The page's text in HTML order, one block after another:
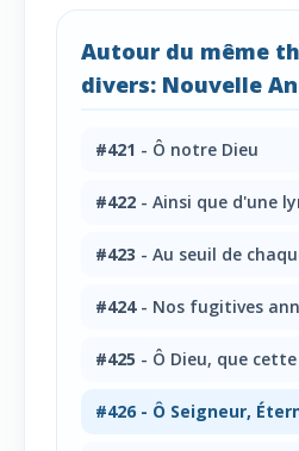
Autour du même
divers: Nouvelle
#421 - Ô notre Dieu
#422 - Ainsi que d'une
#423 - Au seuil de
#424- Nos fugitives
#425 - Ô Dieu, que
#426 - Ô Seigneur,